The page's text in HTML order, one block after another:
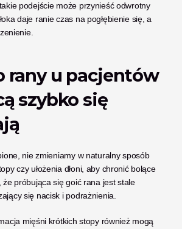
podejście może przynieść odwrotny
daje ranie czas na pogłębienie się, a
rany u pacjentów
szybko się
nie zmieniamy w naturalny sposób
czy ułożenia dłoni, aby chronić bolące
że próbująca się goić rana jest stale
się nacisk i podrażnienia.
mięśni krótkich stopy również mogą